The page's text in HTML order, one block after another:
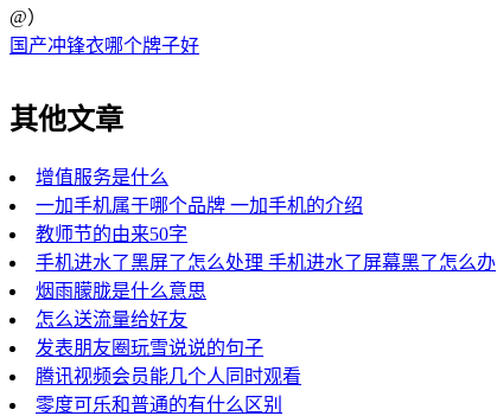
@）
国产冲锋衣哪个牌子好
其他文章
增值服务是什么
一加手机属于哪个品牌 一加手机的介绍
教师节的由来50字
手机进水了黑屏了怎么处理 手机进水了屏幕黑了怎么办
烟雨朦胧是什么意思
怎么送流量给好友
发表朋友圈玩雪说说的句子
腾讯视频会员能几个人同时观看
零度可乐和普通的有什么区别